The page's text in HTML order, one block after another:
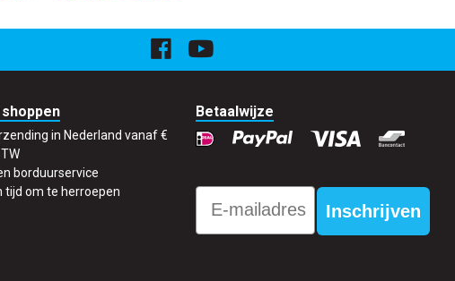
in Nederland vanaf €
borduurservice
tijd om te herroepen
Betaalwijze
Email
Inschrijven